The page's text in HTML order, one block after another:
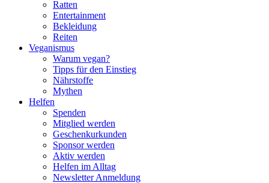
Ratten
Entertainment
Bekleidung
Reiten
Veganismus
Warum vegan?
Tipps für den Einstieg
Nährstoffe
Mythen
Helfen
Spenden
Mitglied werden
Geschenkurkunden
Sponsor werden
Aktiv werden
Helfen im Alltag
Newsletter Anmeldung